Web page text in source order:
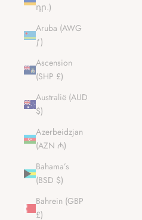
դր.)
Aruba (AWG
ƒ)
Ascension
(SHP £)
Australië (AUD
$)
Azerbeidzjan
(AZN ₼)
Bahama’s
(BSD $)
Bahrein (GBP
£)